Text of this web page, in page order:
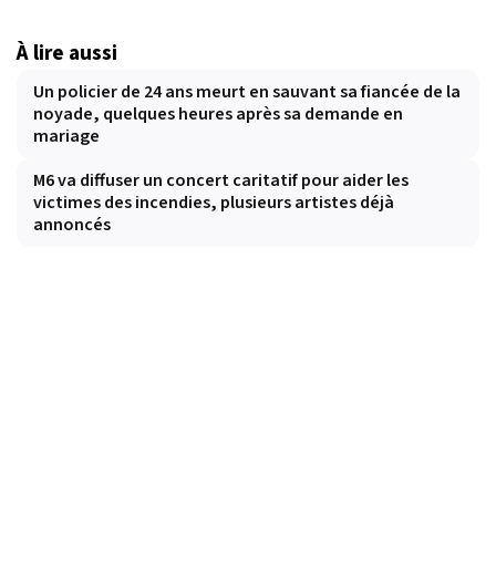
À lire aussi
Un policier de 24 ans meurt en sauvant sa fiancée de la
noyade, quelques heures après sa demande en
mariage
M6 va diffuser un concert caritatif pour aider les
victimes des incendies, plusieurs artistes déjà
annoncés